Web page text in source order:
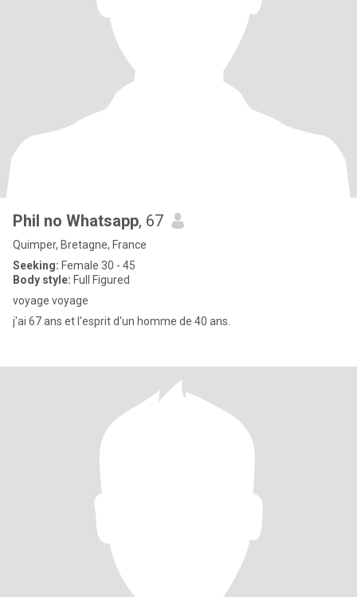
Phil no Whatsapp, 67
Quimper, Bretagne, France
Seeking: Female 30 - 45
Body style: Full Figured
voyage voyage
j'ai 67 ans et l'esprit d'un homme de 40 ans.